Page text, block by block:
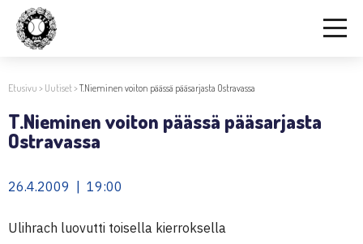
Etusivu > Uutiset>T.Nieminen voiton päässä pääsarjasta Ostravassa
T.Nieminen voiton päässä pääsarjasta
Ostravassa
26.4.2009 | 19:00
Ulihrach luovutti toisella kierroksella